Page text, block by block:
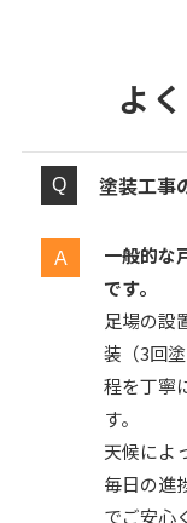
よ
塗装工事
一般的な
です。
足場の設
装（3回
程を丁寧
す。
天候によ
毎日の進
でご安心